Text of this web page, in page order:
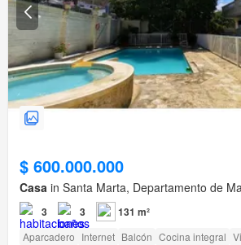
$ 600.000.000
Casa in Santa Marta, Departamento de
3 3 131 m²
Aparcadero Internet Balcón Cocina integral